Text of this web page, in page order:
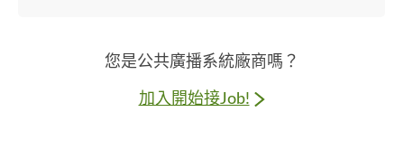
您是公共廣播系統廠商嗎？
加入開始接Job!